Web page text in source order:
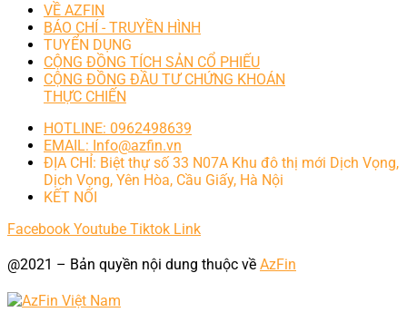
VỀ AZFIN
BÁO CHÍ - TRUYỀN HÌNH
TUYỂN DỤNG
CỘNG ĐỒNG TÍCH SẢN CỔ PHIẾU
CỘNG ĐỒNG ĐẦU TƯ CHỨNG KHOÁN
THỰC CHIẾN
HOTLINE: 0962498639
EMAIL: Info@azfin.vn
ĐỊA CHỈ: Biệt thự số 33 N07A Khu đô thị mới Dịch Vọng,
Dịch Vọng, Yên Hòa, Cầu Giấy, Hà Nội
KẾT NỐI
Facebook Youtube Tiktok Link
@2021 – Bản quyền nội dung thuộc về AzFin